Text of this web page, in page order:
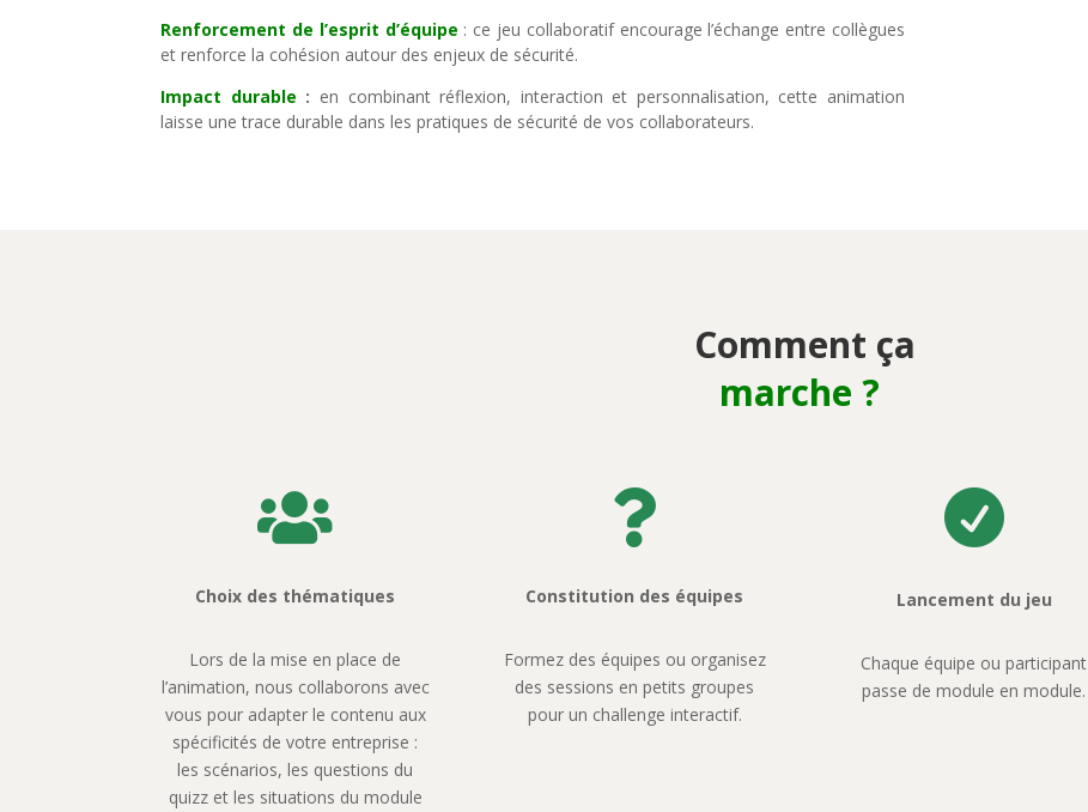
Renforcement de l’esprit d’équipe : ce jeu collaboratif encourage l’échange entre collègues
et renforce la cohésion autour des enjeux de sécurité.
Impact durable : en combinant réflexion, interaction et personnalisation, cette animation
laisse une trace durable dans les pratiques de sécurité de vos collaborateurs.
Comment ça
marche ?

Choix des thématiques
Lors de la mise en place de
l’animation, nous collaborons avec
vous pour adapter le contenu aux
spécificités de votre entreprise :
les scénarios, les questions du
quizz et les situations du module

Constitution des équipes
Formez des équipes ou organisez
des sessions en petits groupes
pour un challenge interactif.

Lancement du jeu
Chaque équipe ou participant
passe de module en module.